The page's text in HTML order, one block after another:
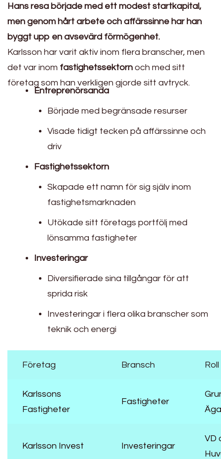
Hans resa började med ett modest startkapital,
men genom hårt arbete och affärssinne har han
byggt upp en avsevärd förmögenhet.
Karlsson har varit aktiv inom flera branscher, men
det var inom fastighetssektorn och med sitt
företag som han verkligen gjorde sitt avtryck.
Entreprenörsanda
Började med begränsade resurser
Visade tidigt tecken på affärssinne och
driv
Fastighetssektorn
Skapade ett namn för sig själv inom
fastighetsmarknaden
Utökade sitt företags portfölj med
lönsamma fastigheter
Investeringar
Diversifierade sina tillgångar för att
sprida risk
Investeringar i flera olika branscher som
teknik och energi
Företag Bransch Roll
Karlssons
Fastigheter
Fastigheter
Karlsson Invest Investeringar
VD